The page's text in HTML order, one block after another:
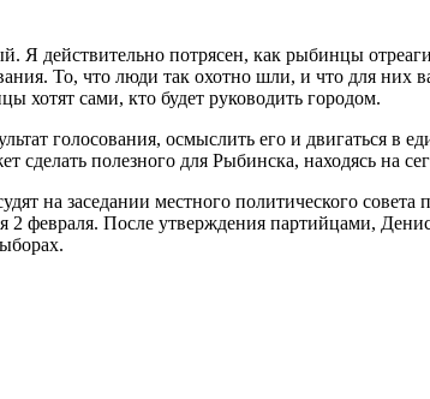
действительно потрясен, как рыбинцы
То, что люди так охотно шли, и что для
хотят сами, кто будет руководить городом.
голосования, осмыслить его и двигаться в
сделать полезного для Рыбинска, находясь на
на заседании местного политического
2 февраля. После утверждения партийцами,